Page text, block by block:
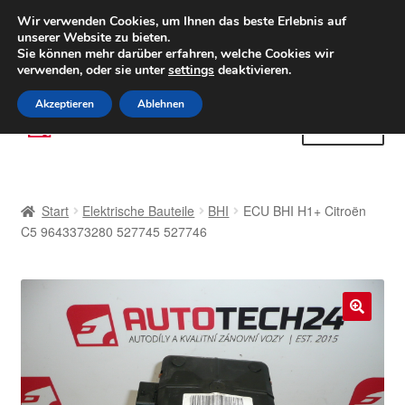
LIEFERUNG ab 6 EUR
Weltweiter Versand
(800) 500 564Mo-Fr 9-16 Uhr
Zur
Navigation
Zum
Inhalt
AGB
Beschwerdeordnung
Datenschutz-Bestimmungen
Start Elektrische Bauteile BHI
ECU BHI H1+ Citroën
C5 9643373280 527745 527746
Wir verwenden Cookies, um Ihnen das beste Erlebnis auf
unserer Website zu bieten.
Sie können mehr darüber erfahren, welche Cookies wir
verwenden, oder sie untersettings deaktivieren.
Akzeptieren Ablehnen